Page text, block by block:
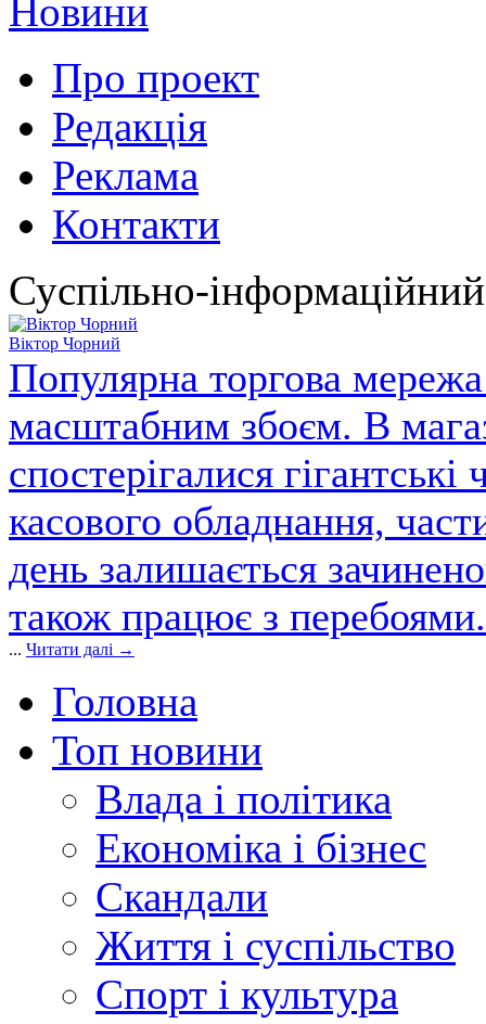
Про проект
Редакція
Реклама
Контакти
Суспільно-
Віктор Чорний
Популярна торгова
масштабним збоєм. В
спостерігалися
касового обладнання,
день залишається
також працює з
... Читати далі →
Головна
Топ новини
Влада і політика
Економіка і бізнес
Скандали
Життя і суспільство
Спорт і культура